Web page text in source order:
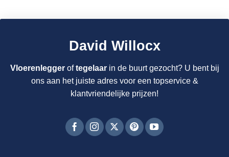
David Willocx
Vloerenleggeroftegelaarin de buurt gezocht? U bent bij
ons aan het juiste adres voor een topservice &
klantvriendelijke prijzen!